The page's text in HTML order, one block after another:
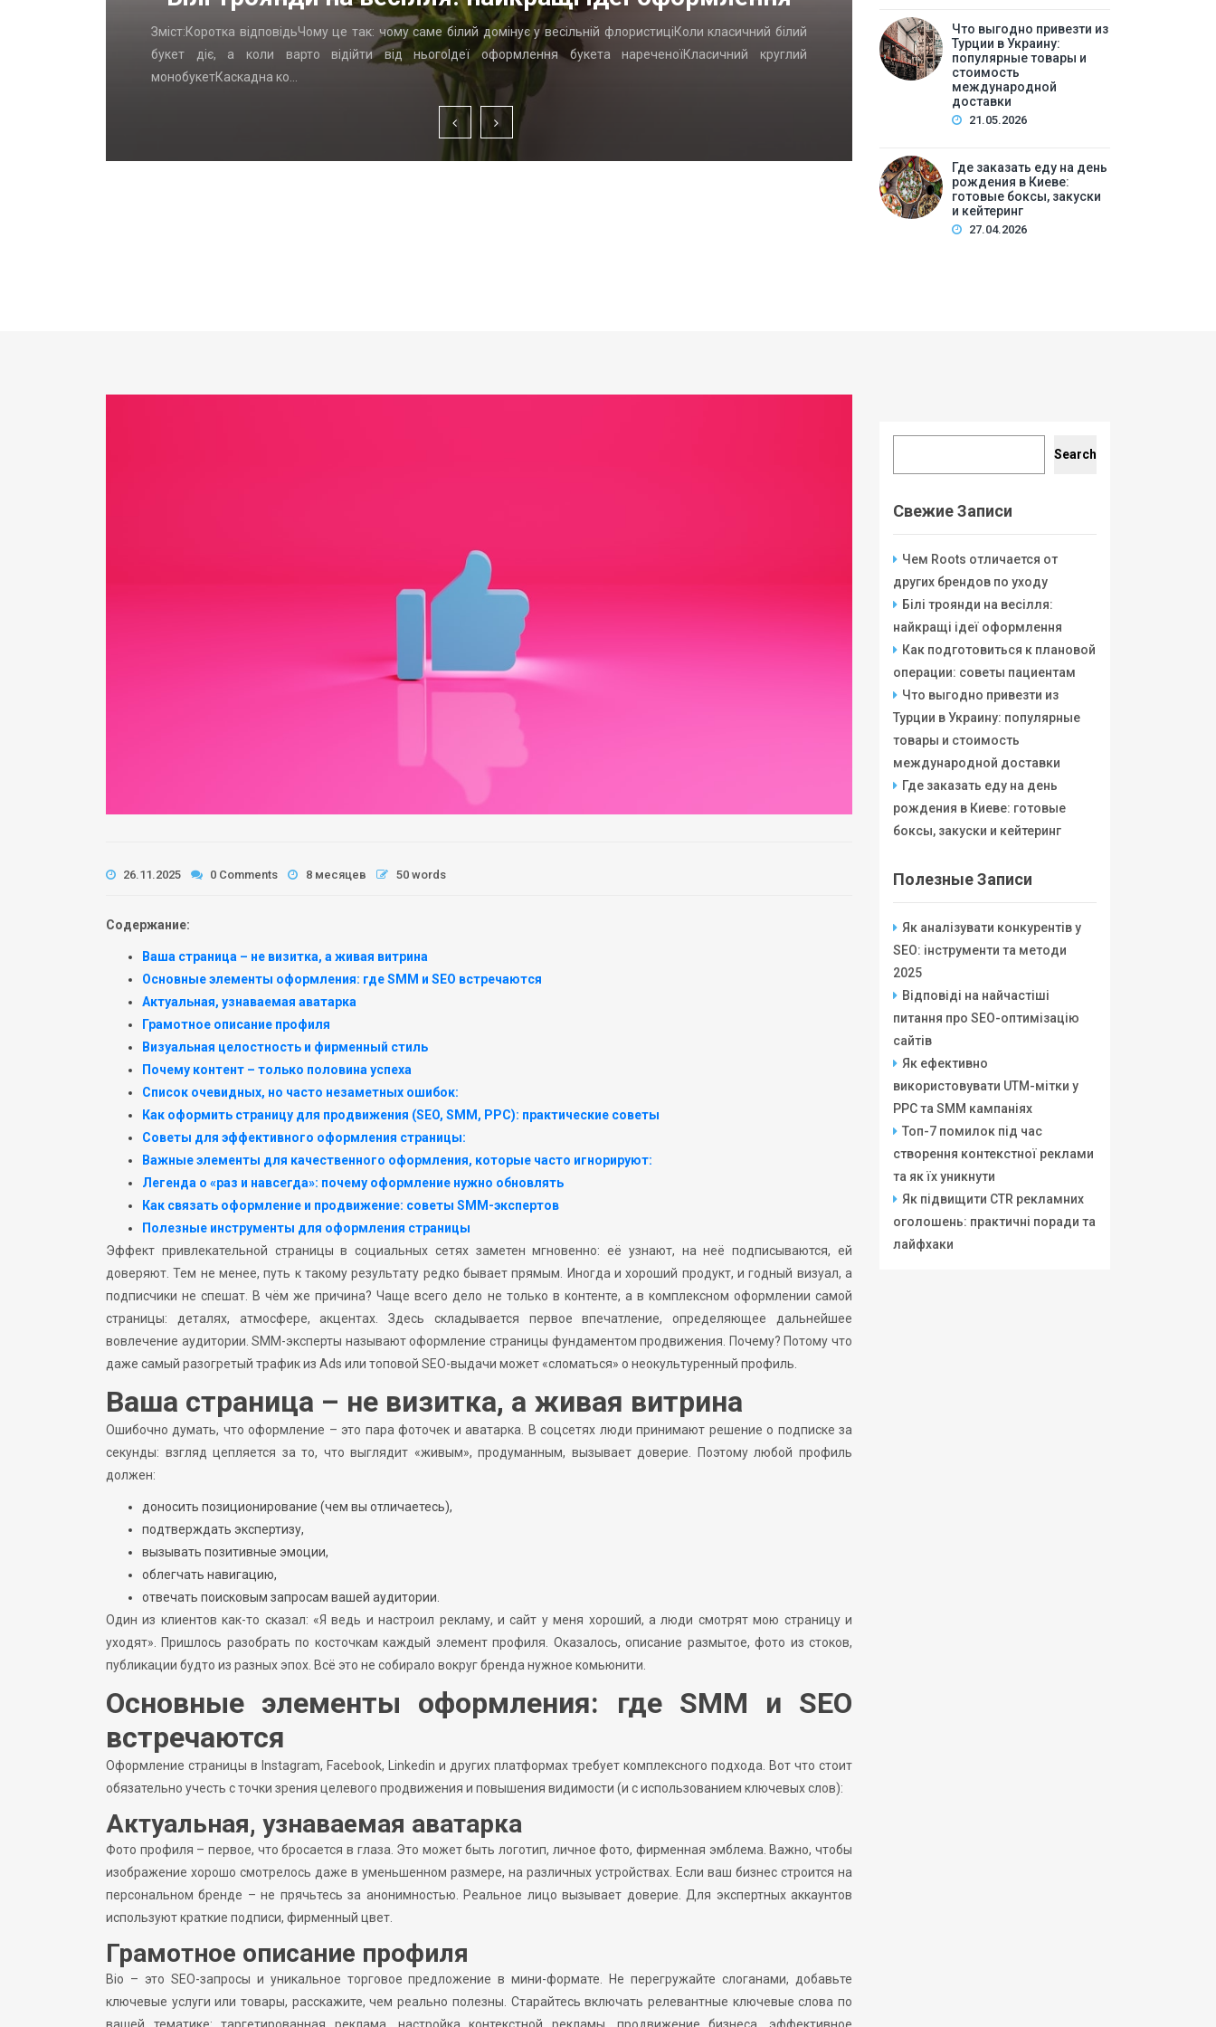
Зміст:Коротка відповідьЧому це так: чому саме білий домінує у весільній флористиціКоли класичний білий
букет діє, а коли варто відійти від ньогоІдеї оформлення букета нареченоїКласичний круглий
монобукетКаскадна ко…
Содержание:Почему подготовка к операции —
операцииДиагностический этап: что нужно
продолжатьПитание и режим перед опер…
Что выгодно привезти из
Турции в Украину:
популярные товары и
стоимость
международной
доставки
21.05.2026
Где заказать еду на день
рождения в Киеве:
готовые боксы, закуски
и кейтеринг
27.04.2026
26.11.2025 0 Comments 8 месяцев 50 words
Содержание:
Ваша страница – не визитка, а живая витрина
Основные элементы оформления: где SMM и SEO встречаются
Актуальная, узнаваемая аватарка
Грамотное описание профиля
Визуальная целостность и фирменный стиль
Почему контент – только половина успеха
Список очевидных, но часто незаметных ошибок:
Как оформить страницу для продвижения (SEO, SMM, PPC): практические советы
Советы для эффективного оформления страницы:
Важные элементы для качественного оформления, которые часто игнорируют:
Легенда о «раз и навсегда»: почему оформление нужно обновлять
Как связать оформление и продвижение: советы SMM-экспертов
Полезные инструменты для оформления страницы
Эффект привлекательной страницы в социальных сетях заметен мгновенно: её узнают, на неё подписываются, ей
доверяют. Тем не менее, путь к такому результату редко бывает прямым. Иногда и хороший продукт, и годный визуал, а
подписчики не спешат. В чём же причина? Чаще всего дело не только в контенте, а в комплексном оформлении самой
страницы: деталях, атмосфере, акцентах. Здесь складывается первое впечатление, определяющее дальнейшее
вовлечение аудитории. SMM-эксперты называют оформление страницы фундаментом продвижения. Почему? Потому что
даже самый разогретый трафик из Ads или топовой SEO-выдачи может «сломаться» о неокультуренный профиль.
Ваша страница – не визитка, а живая витрина
Ошибочно думать, что оформление – это пара фоточек и аватарка. В соцсетях люди принимают решение о подписке за
секунды: взгляд цепляется за то, что выглядит «живым», продуманным, вызывает доверие. Поэтому любой профиль
должен:
доносить позиционирование (чем вы отличаетесь),
подтверждать экспертизу,
вызывать позитивные эмоции,
облегчать навигацию,
отвечать поисковым запросам вашей аудитории.
Один из клиентов как-то сказал: «Я ведь и настроил рекламу, и сайт у меня хороший, а люди смотрят мою страницу и
уходят». Пришлось разобрать по косточкам каждый элемент профиля. Оказалось, описание размытое, фото из стоков,
публикации будто из разных эпох. Всё это не собирало вокруг бренда нужное комьюнити.
Основные элементы оформления: где SMM и SEO
встречаются
Оформление страницы в Instagram, Facebook, Linkedin и других платформах требует комплексного подхода. Вот что стоит
обязательно учесть с точки зрения целевого продвижения и повышения видимости (и с использованием ключевых слов):
Актуальная, узнаваемая аватарка
Фото профиля – первое, что бросается в глаза. Это может быть логотип, личное фото, фирменная эмблема. Важно, чтобы
изображение хорошо смотрелось даже в уменьшенном размере, на различных устройствах. Если ваш бизнес строится на
персональном бренде – не прячьтесь за анонимностью. Реальное лицо вызывает доверие. Для экспертных аккаунтов
используют краткие подписи, фирменный цвет.
Грамотное описание профиля
Bio – это SEO-запросы и уникальное торговое предложение в мини-формате. Не перегружайте слоганами, добавьте
ключевые услуги или товары, расскажите, чем реально полезны. Старайтесь включать релевантные ключевые слова по
Search
Свежие Записи
Чем Roots отличается от
других брендов по уходу
Білі троянди на весілля:
найкращі ідеї оформлення
Как подготовиться к плановой
операции: советы пациентам
Что выгодно привезти из
Турции в Украину: популярные
товары и стоимость
международной доставки
Где заказать еду на день
рождения в Киеве: готовые
боксы, закуски и кейтеринг
Полезные Записи
Як аналізувати конкурентів у
SEO: інструменти та методи
2025
Відповіді на найчастіші
питання про SEO-оптимізацію
сайтів
Як ефективно
використовувати UTM-мітки у
PPC та SMM кампаніях
Топ-7 помилок під час
створення контекстної реклами
та як їх уникнути
Як підвищити CTR рекламних
оголошень: практичні поради та
лайфхаки